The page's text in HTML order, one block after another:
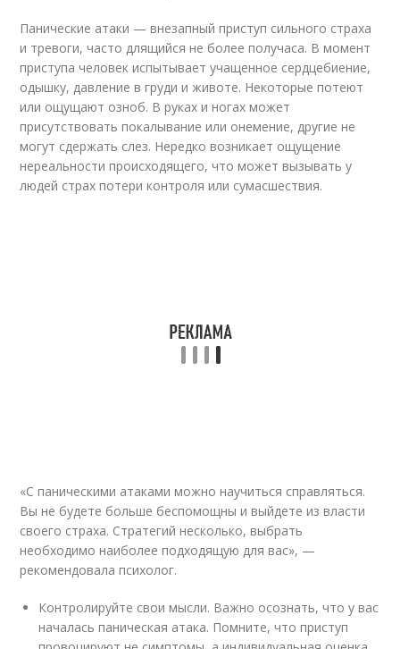
Панические атаки — внезапный приступ сильного страха
и тревоги, часто длящийся не более получаса. В момент
приступа человек испытывает учащенное сердцебиение,
одышку, давление в груди и животе. Некоторые потеют
или ощущают озноб. В руках и ногах может
присутствовать покалывание или онемение, другие не
могут сдержать слез. Нередко возникает ощущение
нереальности происходящего, что может вызывать у
людей страх потери контроля или сумасшествия.
«С паническими атаками можно научиться справляться.
Вы не будете больше беспомощны и выйдете из власти
своего страха. Стратегий несколько, выбрать
необходимо наиболее подходящую для вас», —
рекомендовала психолог.
Контролируйте свои мысли. Важно осознать, что у вас
началась паническая атака. Помните, что приступ